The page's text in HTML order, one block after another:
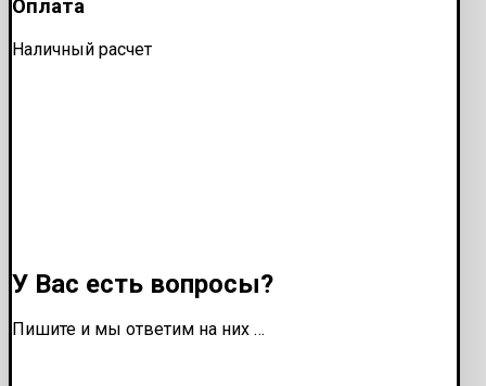
Оплата
Наличный расчет
У Вас есть вопросы?
Пишите и мы ответим на них …